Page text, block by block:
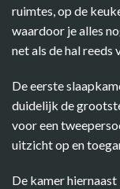
ruimtes, op de
waardoor je alles
net als de hal reeds
De eerste
duidelijk de
voor een
uitzicht op en
De kamer